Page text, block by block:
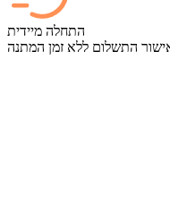
ברגע שהוא מסתיים, ואם
התחלה מיידית